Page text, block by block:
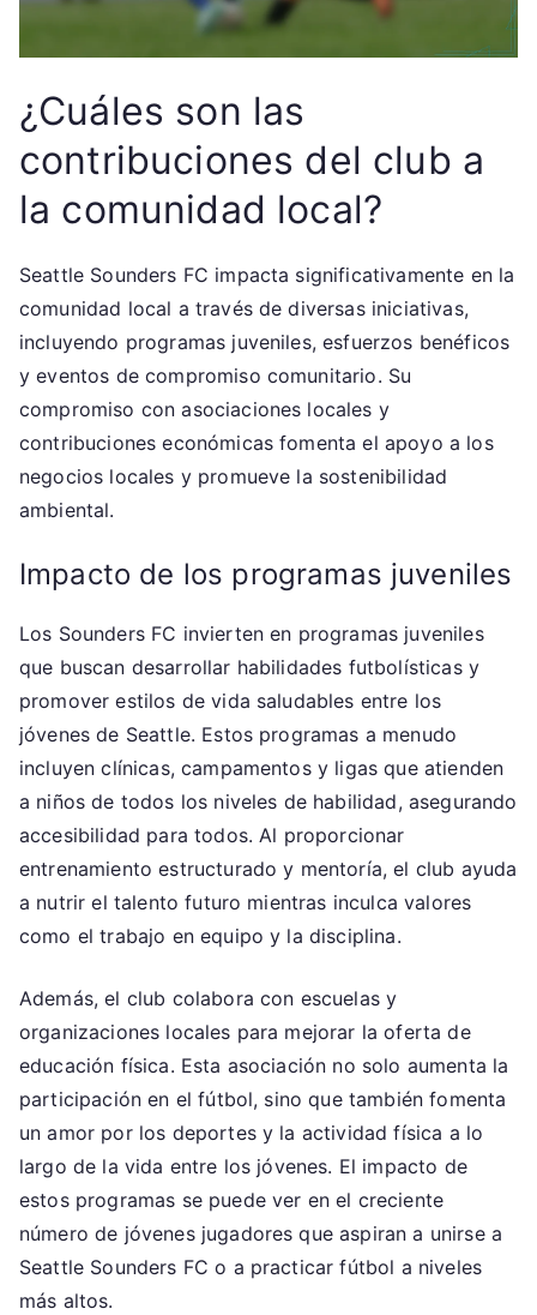
¿Cuáles son las
contribuciones del club a
la comunidad local?
Seattle Sounders FC impacta significativamente en la
comunidad local a través de diversas iniciativas,
incluyendo programas juveniles, esfuerzos benéficos
y eventos de compromiso comunitario. Su
compromiso con asociaciones locales y
contribuciones económicas fomenta el apoyo a los
negocios locales y promueve la sostenibilidad
ambiental.
Impacto de los programas juveniles
Los Sounders FC invierten en programas juveniles
que buscan desarrollar habilidades futbolísticas y
promover estilos de vida saludables entre los
jóvenes de Seattle. Estos programas a menudo
incluyen clínicas, campamentos y ligas que atienden
a niños de todos los niveles de habilidad, asegurando
accesibilidad para todos. Al proporcionar
entrenamiento estructurado y mentoría, el club ayuda
a nutrir el talento futuro mientras inculca valores
como el trabajo en equipo y la disciplina.
Además, el club colabora con escuelas y
organizaciones locales para mejorar la oferta de
educación física. Esta asociación no solo aumenta la
participación en el fútbol, sino que también fomenta
un amor por los deportes y la actividad física a lo
largo de la vida entre los jóvenes. El impacto de
estos programas se puede ver en el creciente
número de jóvenes jugadores que aspiran a unirse a
Seattle Sounders FC o a practicar fútbol a niveles
más altos.